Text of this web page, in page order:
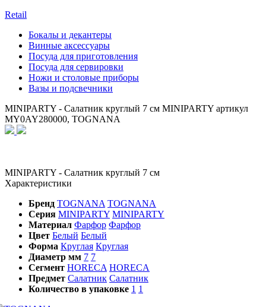
Retail
Бокалы и декантеры
Винные аксессуары
Посуда для приготовления
Посуда для сервировки
Ножи и столовые приборы
Вазы и подсвечники
MINIPARTY - Салатник круглый 7 см MINIPARTY артикул
MY0AY280000, TOGNANA
MINIPARTY - Салатник круглый 7 см
Характеристики
Бренд TOGNANA TOGNANA
Серия MINIPARTY MINIPARTY
Материал Фарфор Фарфор
Цвет Белый Белый
Форма Круглая Круглая
Диаметр мм 7 7
Сегмент HORECA HORECA
Предмет Салатник Салатник
Количество в упаковке 1 1